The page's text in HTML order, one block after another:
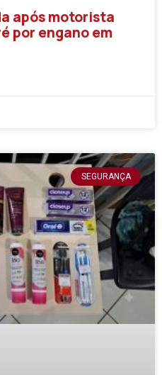
após motorista
por engano em
SEGURANÇA